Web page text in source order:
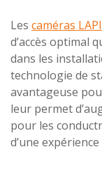
Les caméras LAPI
d’accès optimal
dans les
technologie de
avantageuse
leur permet
pour les
d’une